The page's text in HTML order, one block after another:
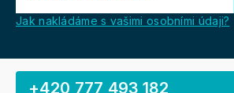
Jak nakládáme s vašimi osobními údaji?
+420 777 493 182